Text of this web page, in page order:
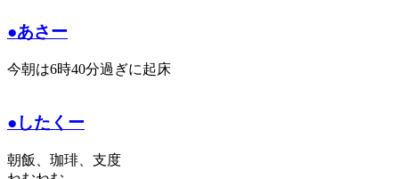
●あさー
今朝は6時40分過ぎに起床
●したくー
朝飯、珈琲、支度